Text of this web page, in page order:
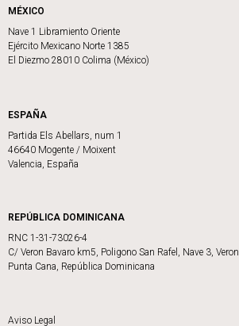
MÉXICO
Nave 1 Libramiento Oriente
Ejército Mexicano Norte 1385
El Diezmo 28010 Colima (México)
ESPAÑA
Partida Els Abellars, num 1
46640 Mogente / Moixent
Valencia, España
REPÚBLICA DOMINICANA
RNC 1-31-73026-4
C/ Veron Bavaro km5, Poligono San Rafel, Nave 3, Veron
Punta Cana, República Dominicana
Aviso Legal